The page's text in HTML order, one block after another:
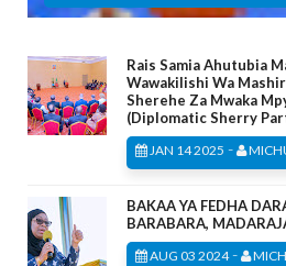
Rais Samia Ahutubia
Wawakilishi Wa
Sherehe Za Mwaka
(Diplomatic Sherry
JAN 14 2025 -
BAKAA YA FEDHA
BARABARA,
AUG 03 2024-